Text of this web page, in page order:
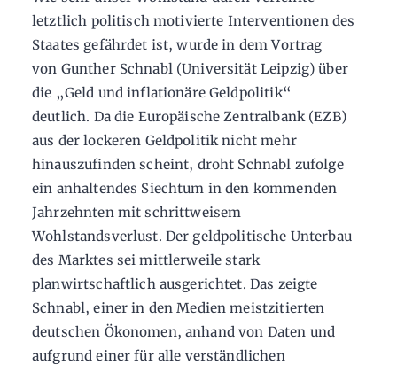
letztlich politisch motivierte Interventionen des
Staates gefährdet ist, wurde in dem Vortrag
von Gunther Schnabl (Universität Leipzig) über
die „Geld und inflationäre Geldpolitik“
deutlich. Da die Europäische Zentralbank (EZB)
aus der lockeren Geldpolitik nicht mehr
hinauszufinden scheint, droht Schnabl zufolge
ein anhaltendes Siechtum in den kommenden
Jahrzehnten mit schrittweisem
Wohlstandsverlust. Der geldpolitische Unterbau
des Marktes sei mittlerweile stark
planwirtschaftlich ausgerichtet. Das zeigte
Schnabl, einer in den Medien meistzitierten
deutschen Ökonomen, anhand von Daten und
aufgrund einer für alle verständlichen